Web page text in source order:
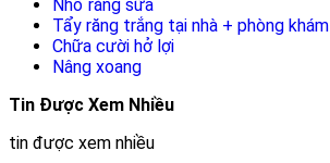
Nhổ răng sữa
Tẩy răng trắng tại nhà + phòng khám
Chữa cười hở lợi
Nâng xoang
Tin Được Xem Nhiều
tin được xem nhiều